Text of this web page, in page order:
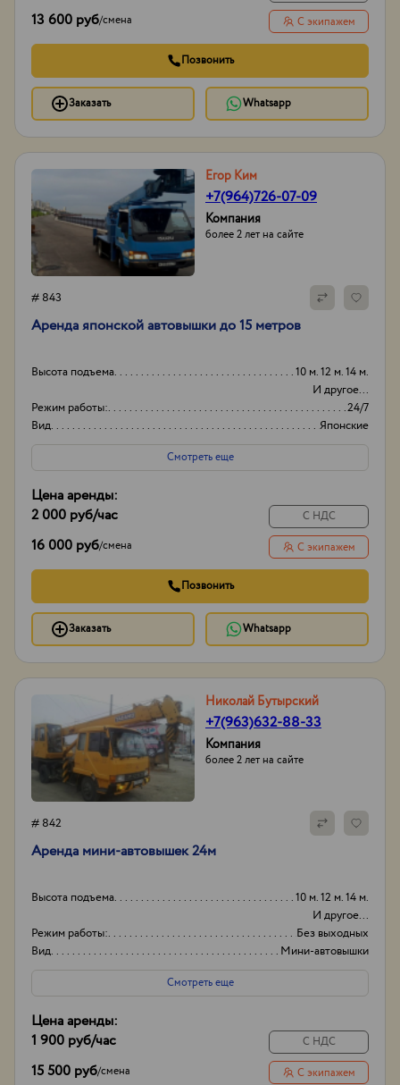
13 600 руб/смена С экипажем
Позвонить
Заказать Whatsapp
Егор Ким
+7(964)726-07-09
Компания
более 2 лет на сайте
# 843
Аpенда японской aвтовышки дo 15 метрoв
Высота подъема
10 м. 12 м. 14 м.
И другое...
Режим работы:
24/7
Вид
Японские
Высота вышки
15м
Смотреть еще
Цена аренды:
2 000 руб/час
16 000 руб/смена
С НДС
С экипажем
Позвонить
Заказать Whatsapp
Николай Бутырский
+7(963)632-88-33
Компания
более 2 лет на сайте
# 842
Аренда мини-автовышек 24м
Высота подъема
10 м. 12 м. 14 м.
И другое...
Режим работы:
Без выходных
Вид
Мини-автовышки
Высота вышки
24
Смотреть еще
Цена аренды:
1 900 руб/час
15 500 руб/смена
С НДС
С экипажем